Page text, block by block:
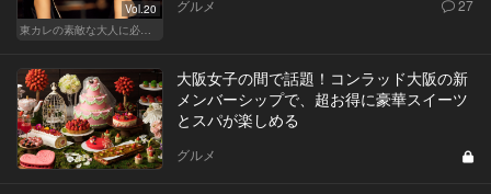
Vol.20
東カレの素敵な大人に必要なこと
グルメ 27
大阪女子の間で話題！コンラッド大阪の新
メンバーシップで、超お得に豪華スイーツ
とスパが楽しめる
グルメ